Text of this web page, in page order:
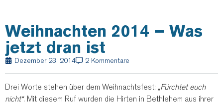
Weihnachten 2014 – Was
jetzt dran ist
Dezember 23, 2014 2 Kommentare
Drei Worte stehen über dem Weihnachtsfest: „Fürchtet euch
nicht“. Mit diesem Ruf wurden die Hirten in Bethlehem aus ihrer